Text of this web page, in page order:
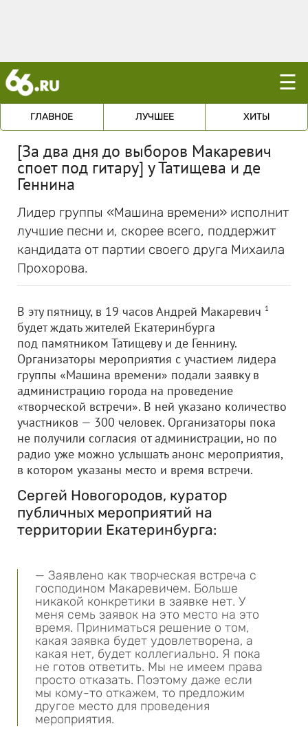
☰
ГЛАВНОЕ ЛУЧШЕЕ ХИТЫ
[За два дня до выборов Макаревич
споет под гитару] у Татищева и де
Геннина
Лидер группы «Машина времени» исполнит
лучшие песни и, скорее всего, поддержит
кандидата от партии своего друга Михаила
Прохорова.
В эту пятницу, в 19 часов Андрей Макаревич 1
будет ждать жителей Екатеринбурга
под памятником Татищеву и де Геннину.
Организаторы мероприятия с участием лидера
группы «Машина времени» подали заявку в
администрацию города на проведение
«творческой встречи». В ней указано количество
участников — 300 человек. Организаторы пока
не получили согласия от администрации, но по
радио уже можно услышать анонс мероприятия,
в котором указаны место и время встречи.
Сергей Новогородов, куратор
публичных мероприятий на
территории Екатеринбурга:
— Заявлено как творческая встреча с
господином Макаревичем. Больше
никакой конкретики в заявке нет. У
меня семь заявок на это место на это
время. Приниматься решение о том,
какая заявка будет удовлетворена, а
какая нет, будет коллегиально. Я пока
не готов ответить. Мы не имеем права
просто отказать. Поэтому даже если
мы кому-то откажем, то предложим
другое место для проведения
мероприятия.